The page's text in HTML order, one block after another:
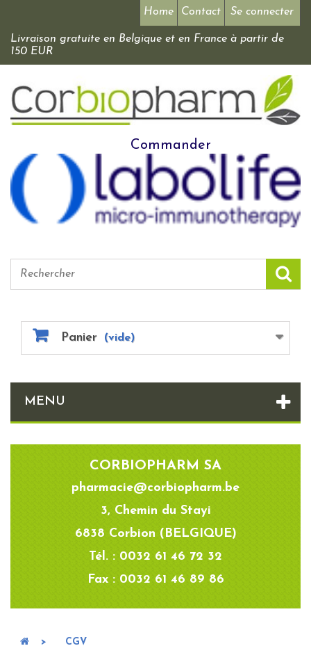
Se connecter
Home Contact
Livraison gratuite en Belgique et en France à partir de
150 EUR
Commander
Panier (vide)
MENU
CORBIOPHARM SA
pharmacie@corbiopharm.be
3, Chemin du Stayi
6838 Corbion (BELGIQUE)
Tél. : 0032 61 46 72 32
Fax : 0032 61 46 89 86
> CGV